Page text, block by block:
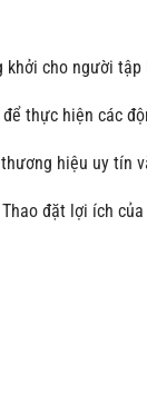
khởi cho người
thực hiện các
hiệu uy tín
đặt lợi ích